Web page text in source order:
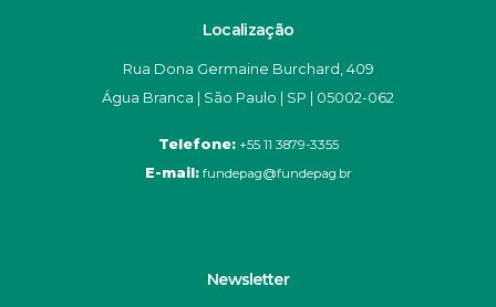
Localização
Rua Dona Germaine Burchard, 409
Água Branca | São Paulo | SP | 05002-062
Telefone:+55 11 3879-3355
E-mail:fundepag@fundepag.br
Newsletter